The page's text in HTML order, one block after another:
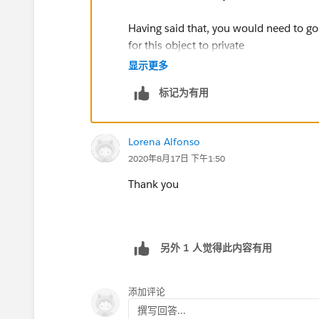
Having said that, you would need to
for this object to private
Share with Public Group> All Internal
Set the access to read only or Read/
显示更多
标记为有用
Lorena Alfonso
2020年8月17日 下午1:50
Thank you
另外 1 人觉得此内容有用
添加评论
撰写回答...